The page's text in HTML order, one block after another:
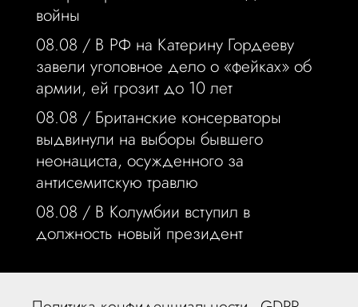
войны
08.08 / В РФ на Катерину Гордееву
завели уголовное дело о «фейках» об
армии, ей грозит до 10 лет
08.08 / Британские консерваторы
выдвинули на выборы бывшего
неонациста, осужденного за
антисемитскую травлю
08.08 / В Колумбии вступил в
должность новый президент